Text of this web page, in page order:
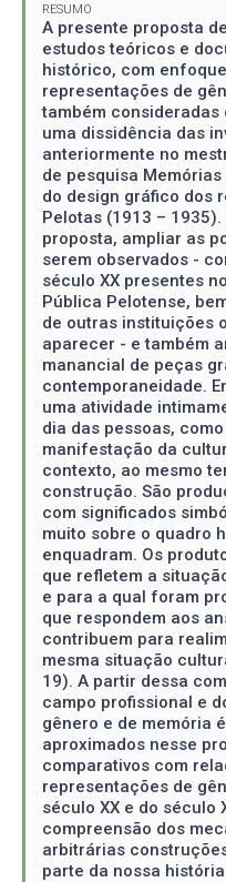
RESUMO
A presente proposta
estudos teóricos e
histórico, com
representações de
também consideradas
uma dissidência das
anteriormente no
de pesquisa
do design gráfico dos
Pelotas (1913 –
proposta, ampliar as
serem observados -
século XX presentes
Pública Pelotense,
de outras instituições
aparecer - e também
manancial de peças
contemporaneidade.
uma atividade
dia das pessoas,
manifestação da
contexto, ao mesmo
construção. São
com significados
muito sobre o quadro
enquadram. Os
que refletem a
e para a qual foram
que respondem aos
contribuem para
mesma situação
19). A partir dessa
campo profissional e
gênero e de memória
aproximados nesse
comparativos com
representações de
século XX e do século
compreensão dos
arbitrárias
parte da nossa